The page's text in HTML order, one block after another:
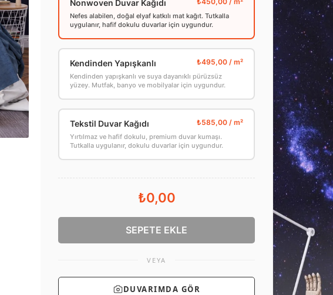
Nonwoven Duvar Kağıdı
Nefes alabilen, doğal elyaf katkılı mat kağıt. Tutkalla
uygulanır, hafif dokulu duvarlar için uygundur.
Kendinden Yapışkanlı
Kendinden yapışkanlı ve suya dayanıklı pürüzsüz
yüzey. Mutfak, banyo ve mobilyalar için uygundur.
Tekstil Duvar Kağıdı
Yırtılmaz ve hafif dokulu, premium duvar kumaşı.
Tutkalla uygulanır, dokulu duvarlar için uygundur.
₺0,00
SEPETE EKLE
VEYA
DUVARIMDA GÖR